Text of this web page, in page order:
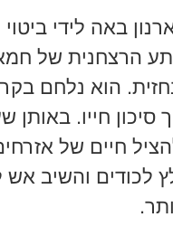
הרצחנית של חמאס
הוא נלחם
סיכון חייו. באותן
להציל חיים של
לכודים והשיב